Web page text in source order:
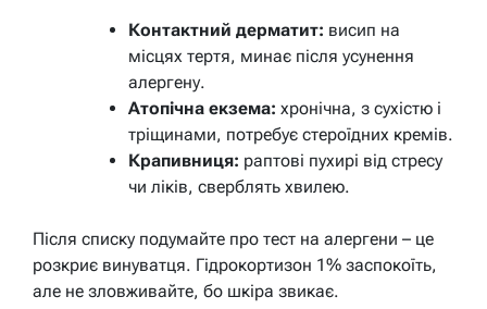
Контактний дерматит: висип на
місцях тертя, минає після усунення
алергену.
Атопічна екзема: хронічна, з сухістю і
тріщинами, потребує стероїдних кремів.
Крапивниця: раптові пухирі від стресу
чи ліків, сверблять хвилею.
Після списку подумайте про тест на алергени – це
розкриє винуватця. Гідрокортизон 1% заспокоїть,
але не зловживайте, бо шкіра звикає.